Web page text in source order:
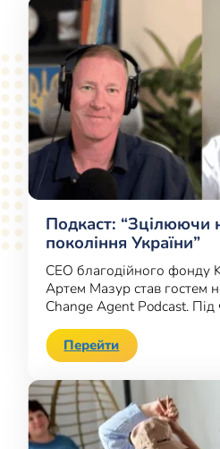
Подкаст: “Зцілюючи
покоління України”
CEO благодійного фонду
Артем Мазур став гостем
Change Agent Podcast.
Перейти